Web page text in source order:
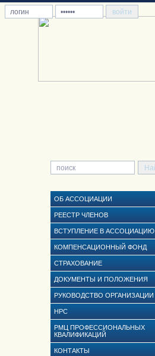
ОБ АССОЦИАЦИИ
РЕЕСТР ЧЛЕНОВ
ВСТУПЛЕНИЕ В АССОЦИАЦИЮ
КОМПЕНСАЦИОННЫЙ ФОНД
СТРАХОВАНИЕ
ДОКУМЕНТЫ И ПОЛОЖЕНИЯ
РУКОВОДСТВО ОРГАНИЗАЦИИ
НРС
РМЦ ПРОФЕССИОНАЛЬНЫХ
КВАЛИФИКАЦИЙ
КОНТАКТЫ